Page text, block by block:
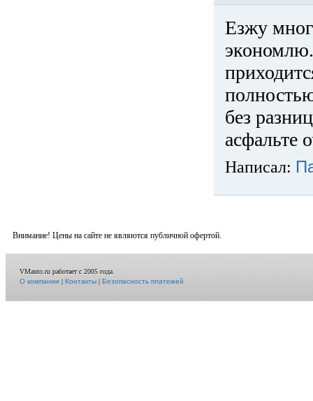
Езжу
без
асфальте
Написал:
Внимание! Цены на сайте не являются публичной офертой.
VMauto.ru работает с 2005 года.
О компании|Контакты|Безопасность платежей